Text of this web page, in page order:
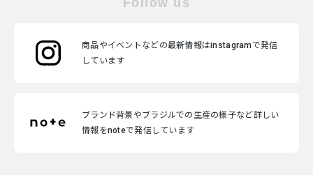
商品やイベントなどの最新情報はinstagramで発信
しています
ブランド背景やブラジルでの生産の様子など詳しい
情報をnoteで発信しています